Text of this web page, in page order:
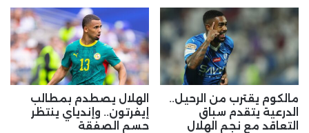
مالكوم يقترب من الرحيل..
الدرعية يتقدم سباق
التعاقد مع نجم الهلال
الهلال يصطدم بمطالب
إيفرتون.. وإندياي ينتظر
حسم الصفقة